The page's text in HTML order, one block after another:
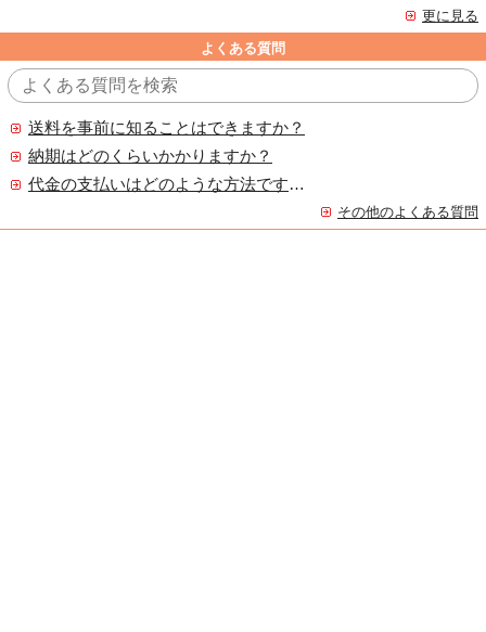
更に見る
よくある質問
送料を事前に知ることはできますか？
納期はどのくらいかかりますか？
代金の支払いはどのような方法ですか？
その他のよくある質問